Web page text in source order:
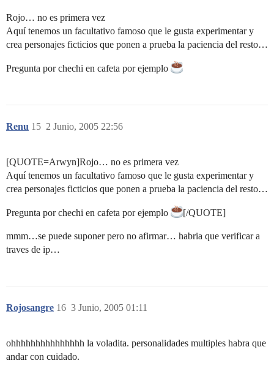
Rojo… no es primera vez
Aquí tenemos un facultativo famoso que le gusta experimentar y
crea personajes ficticios que ponen a prueba la paciencia del resto…
Pregunta por chechi en cafeta por ejemplo
Renu 2 Junio, 2005 22:56
15
[QUOTE=Arwyn]Rojo… no es primera vez
Aquí tenemos un facultativo famoso que le gusta experimentar y
crea personajes ficticios que ponen a prueba la paciencia del resto…
Pregunta por chechi en cafeta por ejemplo [/QUOTE]
mmm…se puede suponer pero no afirmar… habria que verificar a
traves de ip…
Rojosangre 3 Junio, 2005 01:11
16
ohhhhhhhhhhhhhhh la voladita. personalidades multiples habra que
andar con cuidado.